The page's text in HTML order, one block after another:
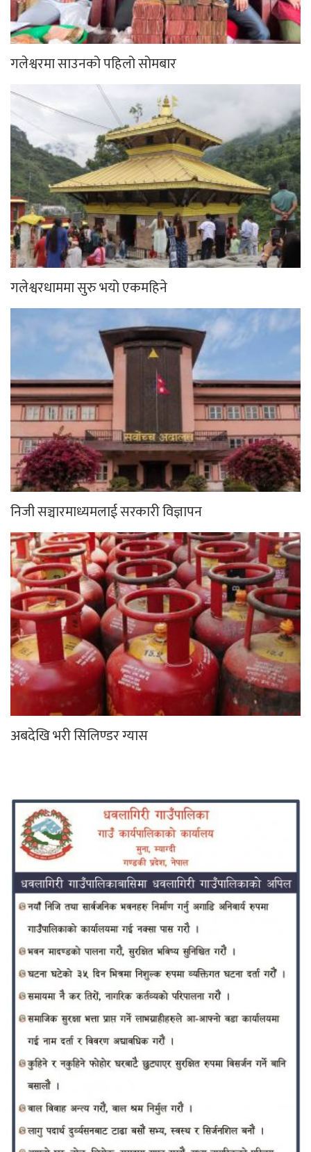
गलेश्वरमा साउनको पहिलो सोमबार
गलेश्वरधाममा सुरु भयो एकमहिने
निजी सञ्चारमाध्यमलाई सरकारी विज्ञापन
अबदेखि भरी सिलिण्डर ग्यास